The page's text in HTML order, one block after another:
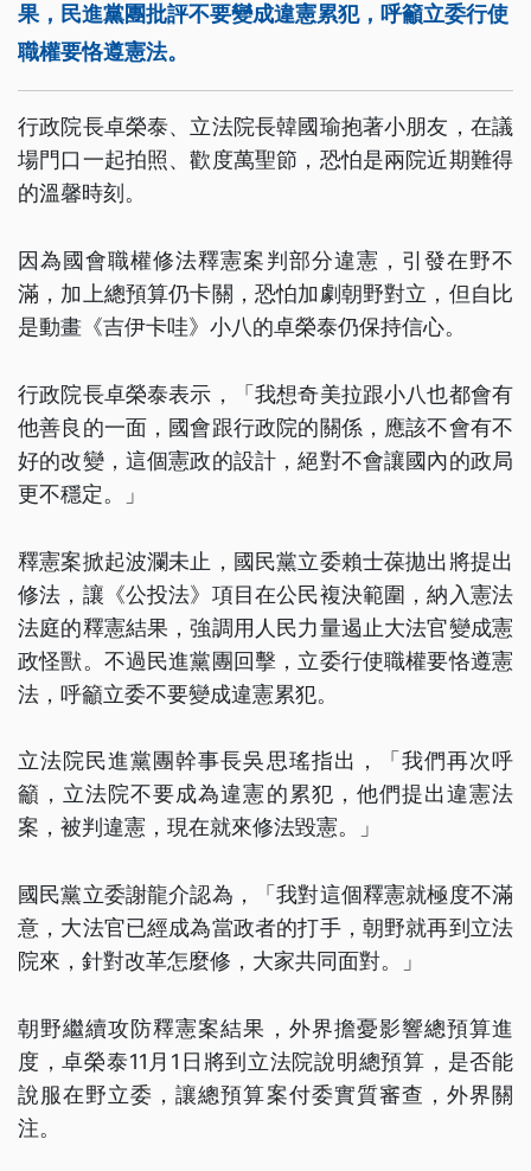
果，民進黨團批評不要變成違憲累犯，呼籲立委行使
職權要恪遵憲法。
行政院長卓榮泰、立法院長韓國瑜抱著小朋友，在議
場門口一起拍照、歡度萬聖節，恐怕是兩院近期難得
的溫馨時刻。
因為國會職權修法釋憲案判部分違憲，引發在野不
滿，加上總預算仍卡關，恐怕加劇朝野對立，但自比
是動畫《吉伊卡哇》小八的卓榮泰仍保持信心。
行政院長卓榮泰表示，「我想奇美拉跟小八也都會有
他善良的一面，國會跟行政院的關係，應該不會有不
好的改變，這個憲政的設計，絕對不會讓國內的政局
更不穩定。」
釋憲案掀起波瀾未止，國民黨立委賴士葆拋出將提出
修法，讓《公投法》項目在公民複決範圍，納入憲法
法庭的釋憲結果，強調用人民力量遏止大法官變成憲
政怪獸。不過民進黨團回擊，立委行使職權要恪遵憲
法，呼籲立委不要變成違憲累犯。
立法院民進黨團幹事長吳思瑤指出，「我們再次呼
籲，立法院不要成為違憲的累犯，他們提出違憲法
案，被判違憲，現在就來修法毀憲。」
國民黨立委謝龍介認為，「我對這個釋憲就極度不滿
意，大法官已經成為當政者的打手，朝野就再到立法
院來，針對改革怎麼修，大家共同面對。」
朝野繼續攻防釋憲案結果，外界擔憂影響總預算進
度，卓榮泰11月1日將到立法院說明總預算，是否能
說服在野立委，讓總預算案付委實質審查，外界關
注。